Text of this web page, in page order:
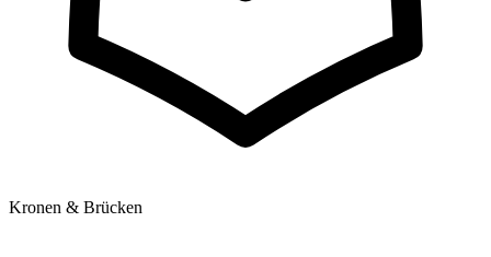
Kronen & Brücken